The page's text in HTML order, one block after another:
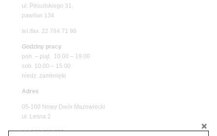
ul. Piłsudskiego 31,
pawilon 134
tel./fax. 22 784 71 96
Godziny pracy
pon. – piąt. 10.00 – 19.00
sob. 10.00 – 15.00
niedz. zamknięte
Adres
05-100 Nowy Dwór Mazowiecki
ul. Leśna 2
tel. 503 900 215